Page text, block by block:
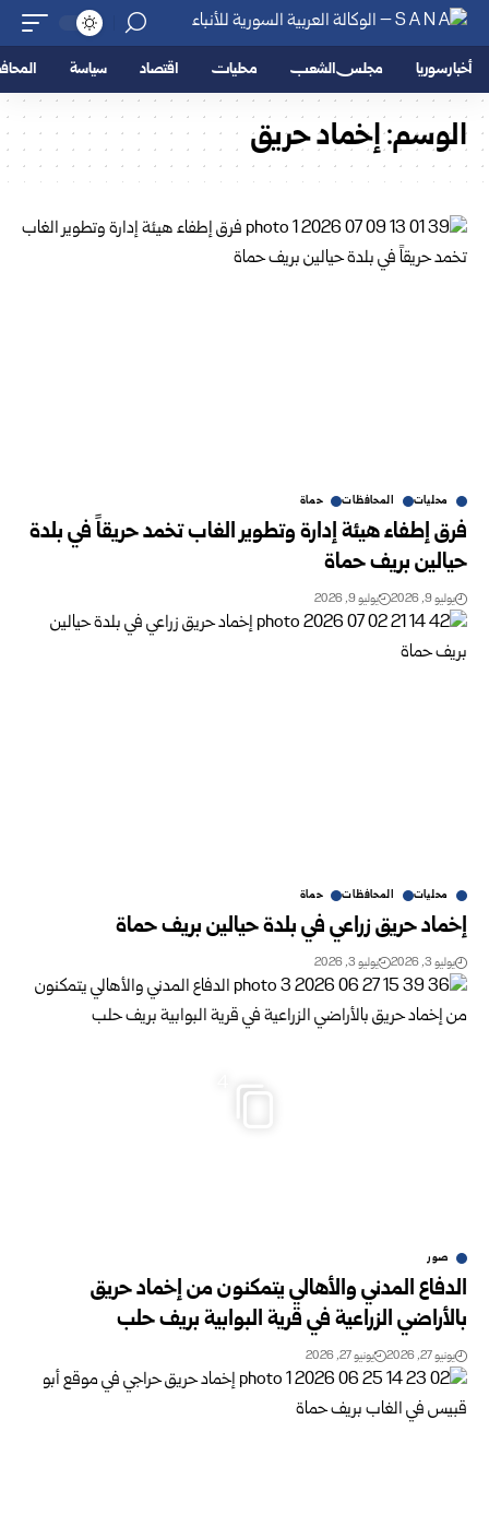
أخبار سوريا مجلس الشعب محليات اقتصاد سياسة
الوسم:إخماد حريق
محليات المحافظات حماة
فرق إطفاء هيئة إدارة وتطوير الغاب تخمد حريقاً في بلدة
حيالين بريف حماة
يوليو 9, 2026 يوليو 9, 2026
محليات المحافظات حماة
إخماد حريق زراعي في بلدة حيالين بريف حماة ‏
يوليو 3, 2026 يوليو 3, 2026
صور
الدفاع المدني والأهالي يتمكنون من إخماد حريق
بالأراضي الزراعية في قرية البوابية بريف حلب
يونيو 27, 2026 يونيو 27, 2026